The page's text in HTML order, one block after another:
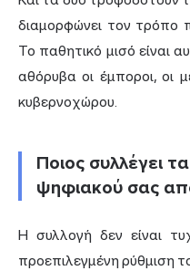
διαμορφώνει τον τρόπο
Το παθητικό μισό είναι
αθόρυβα οι έμποροι, οι
κυβερνοχώρου.
Ποιος συλλέγει
ψηφιακού σας
Η συλλογή δεν είναι
προεπιλεγμένη ρύθμιση